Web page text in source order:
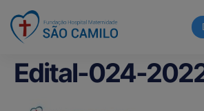
Edital-024-